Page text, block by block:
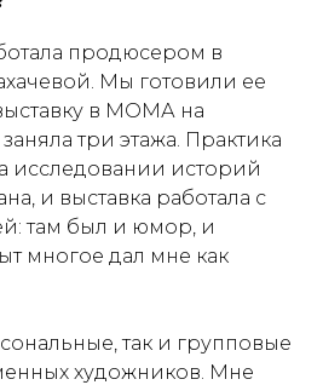
продюсером в
Мы готовили ее
в МОМА на
три этажа. Практика
исследовании историй
и выставка работала с
там был и юмор, и
многое дал мне как
так и групповые
художников. Мне